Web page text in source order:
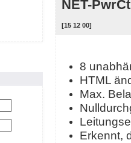
NET-
[15 12 00]
8
HTML
Max.
Erkennt,